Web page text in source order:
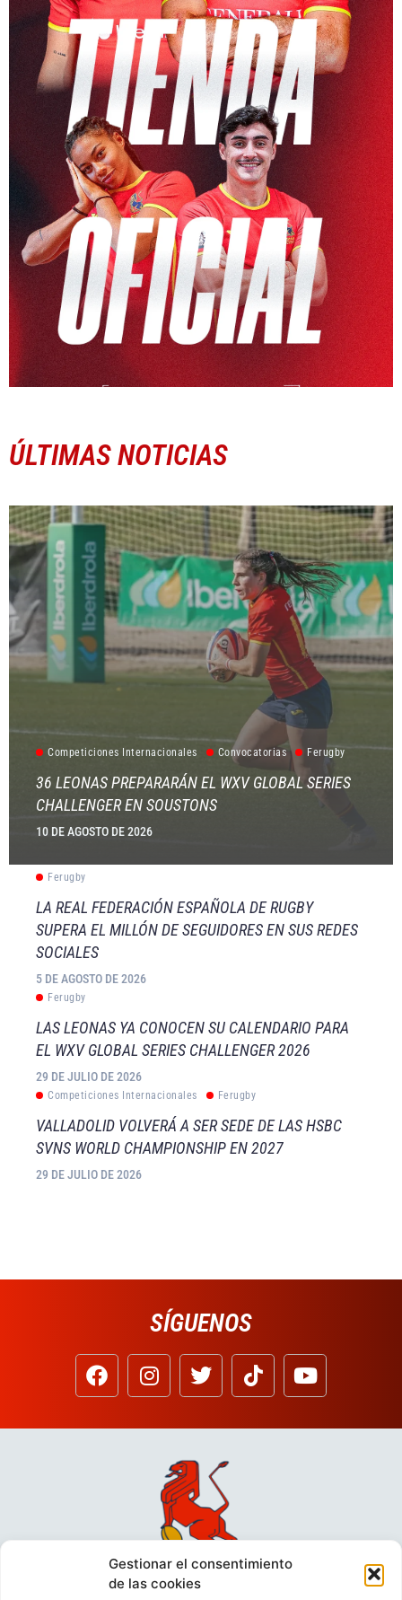
Gestionar el consentimiento
de las cookies
ÚLTIMAS NOTICIAS
Competiciones Internacionales Convocatorias Ferugby
36 LEONAS PREPARARÁN EL WXV GLOBAL SERIES
CHALLENGER EN SOUSTONS
10 DE AGOSTO DE 2026
Ferugby
LA REAL FEDERACIÓN ESPAÑOLA DE RUGBY
SUPERA EL MILLÓN DE SEGUIDORES EN SUS REDES
SOCIALES
5 DE AGOSTO DE 2026
Ferugby
LAS LEONAS YA CONOCEN SU CALENDARIO PARA
EL WXV GLOBAL SERIES CHALLENGER 2026
29 DE JULIO DE 2026
Competiciones Internacionales Ferugby
VALLADOLID VOLVERÁ A SER SEDE DE LAS HSBC
SVNS WORLD CHAMPIONSHIP EN 2027
29 DE JULIO DE 2026
SÍGUENOS